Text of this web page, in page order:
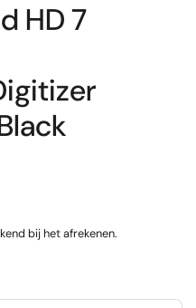
HD 7
bij het afrekenen.